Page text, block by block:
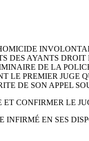
DES AYANTS
DE LA
LE PREMIER JUGE
DE SON APPEL
ET CONFIRMER LE
INFIRMÉ EN SES